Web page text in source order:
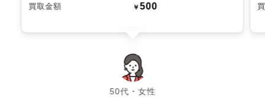
買取金額 ￥500
50代・女性
chevron_left chevron_right